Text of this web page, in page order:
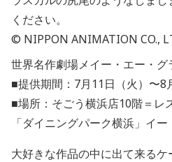
ください。
© NIPPON ANIMATION CO.,
世界名作劇場メイー・エー・
■提供期間：7月11日（火）〜8
■場所：そごう横浜店10階＝レ
「ダイニングパーク横浜」イ
大好きな作品の中に出て来る